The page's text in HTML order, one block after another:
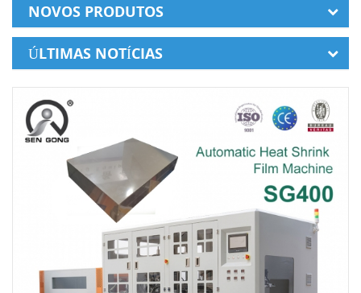
NOVOS PRODUTOS
ÚLTIMAS NOTÍCIAS